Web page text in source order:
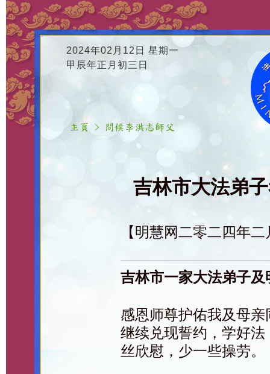
2024年02月12日 星期一
甲辰年正月初三日
吉林市大法弟
【明慧网二零二四年
吉林市一家大法弟子
感恩师尊护佑我及母
继续兑现誓约，学好
丝欣慰，少一些操劳。